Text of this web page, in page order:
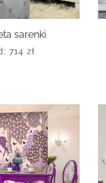
sarenki
714 zł